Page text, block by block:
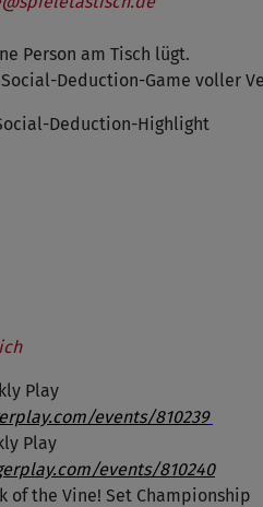
Person am Tisch lügt.
Deduction-Game voller
Deduction-Highlight
Play
events/810239
Play
events/810240
of the Vine! Set Championship